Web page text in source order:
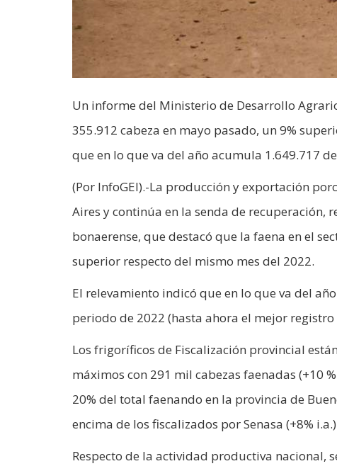
Un informe del Ministerio de Desarrollo
355.912 cabeza en mayo pasado, un 9%
que en lo que va del año acumula 1.649.717
(Por InfoGEI).-La producción y exportación
Aires y continúa en la senda de
bonaerense, que destacó que la faena en el
superior respecto del mismo mes del 2022.
El relevamiento indicó que en lo que va del
periodo de 2022 (hasta ahora el mejor registro
Los frigoríficos de Fiscalización provincial
máximos con 291 mil cabezas faenadas (+10
20% del total faenando en la provincia de
encima de los fiscalizados por Senasa (+8%
Respecto de la actividad productiva nacional,